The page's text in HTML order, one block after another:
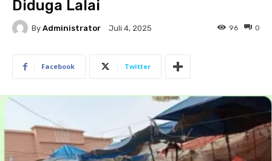
Diduga Lalai
By Administrator Juli 4, 2025 0
96
Facebook Twitter